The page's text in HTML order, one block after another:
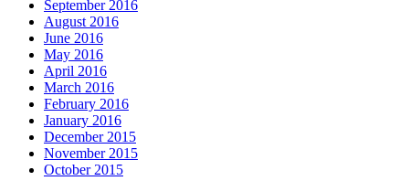
September 2016
August 2016
June 2016
May 2016
April 2016
March 2016
February 2016
January 2016
December 2015
November 2015
October 2015